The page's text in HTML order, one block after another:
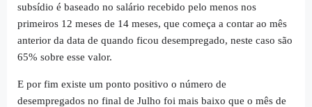
subsídio é baseado no salário recebido pelo menos nos
primeiros 12 meses de 14 meses, que começa a contar ao mês
anterior da data de quando ficou desempregado, neste caso são
65% sobre esse valor.
E por fim existe um ponto positivo o número de
desempregados no final de Julho foi mais baixo que o mês de